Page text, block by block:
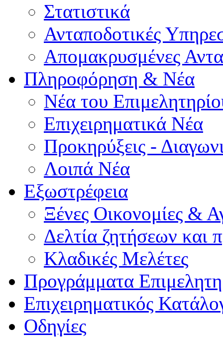
Στατιστικά
Ανταποδοτικές
Απομακρυσμένες
Πληροφόρηση & Νέα
Νέα του
Επιχειρηματικά Νέα
Προκηρύξεις -
Λοιπά Νέα
Εξωστρέφεια
Ξένες Οικονομίες &
Δελτία ζητήσεων
Κλαδικές Μελέτες
Προγράμματα
Επιχειρηματικός
Οδηγίες